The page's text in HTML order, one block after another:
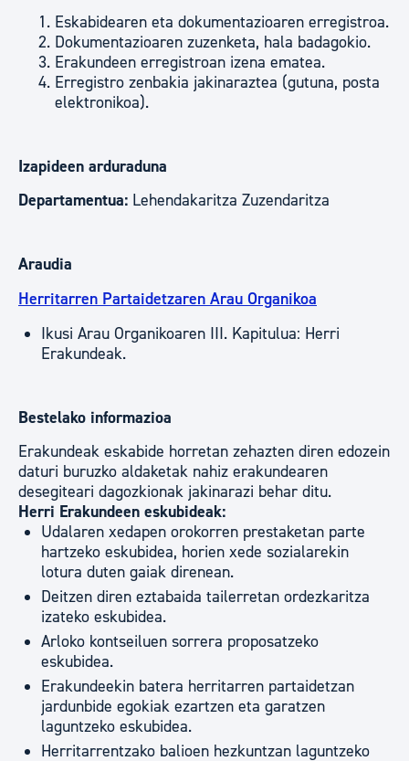
Eskabidearen eta dokumentazioaren erregistroa.
Dokumentazioaren zuzenketa, hala badagokio.
Erakundeen erregistroan izena ematea.
Erregistro zenbakia jakinaraztea (gutuna, posta
elektronikoa).
Izapideen arduraduna
Departamentua: Lehendakaritza Zuzendaritza
Araudia
Herritarren Partaidetzaren Arau Organikoa
Ikusi Arau Organikoaren III. Kapitulua: Herri
Erakundeak.
Bestelako informazioa
Erakundeak eskabide horretan zehazten diren edozein
daturi buruzko aldaketak nahiz erakundearen
desegiteari dagozkionak jakinarazi behar ditu.
Herri Erakundeen eskubideak:
Udalaren xedapen orokorren prestaketan parte
hartzeko eskubidea, horien xede sozialarekin
lotura duten gaiak direnean.
Deitzen diren eztabaida tailerretan ordezkaritza
izateko eskubidea.
Arloko kontseiluen sorrera proposatzeko
eskubidea.
Erakundeekin batera herritarren partaidetzan
jardunbide egokiak ezartzen eta garatzen
laguntzeko eskubidea.
Herritarrentzako balioen hezkuntzan laguntzeko